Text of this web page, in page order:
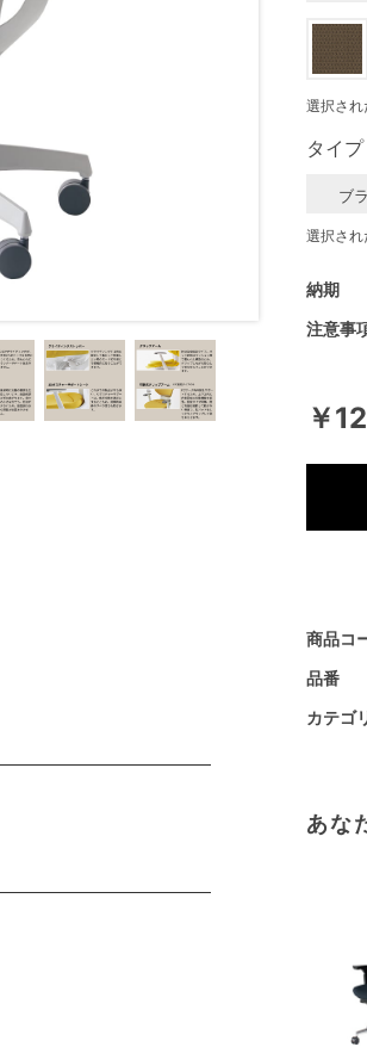
￥
商品コ
品番
カテゴ
注意事
納期
選択さ
タイプ
ブ
選択さ
あな